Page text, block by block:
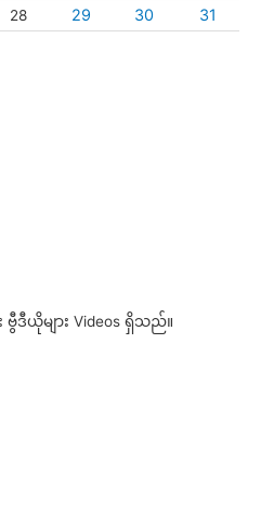
28 29 30
31
ဗွီဒီယိုများ Videos ရှိသည်။